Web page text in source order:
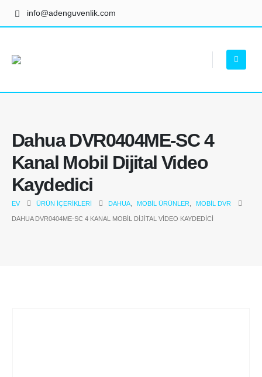
info@adenguvenlik.com
Dahua DVR0404ME-SC 4
Kanal Mobil Dijital Video
Kaydedici
EV ÜRÜN İÇERIKLERI DAHUA MOBIL ÜRÜNLER MOBIL DVR
DAHUA DVR0404ME-SC 4 KANAL MOBIL DIJITAL VIDEO KAYDEDICI